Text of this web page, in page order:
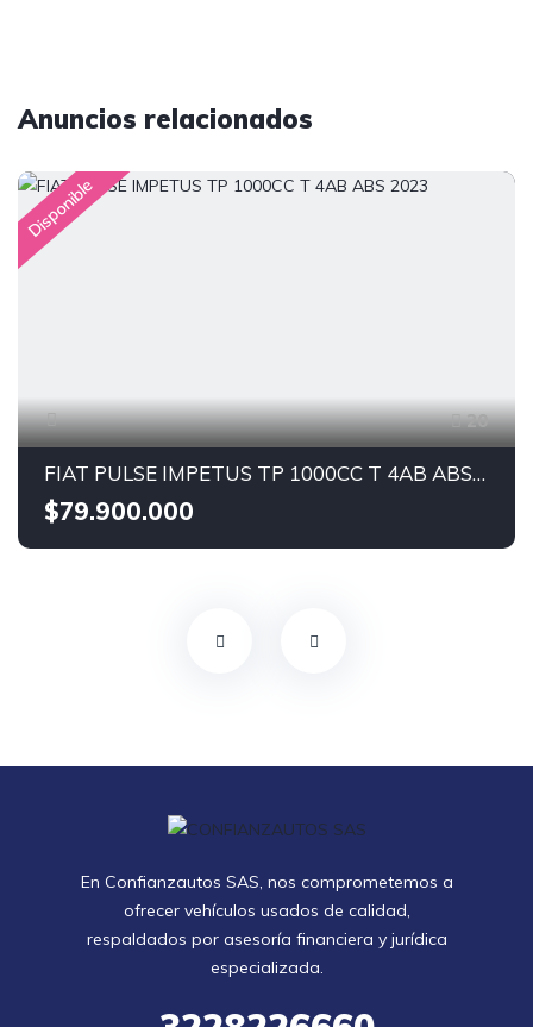
Anuncios relacionados
Disponible
20
FIAT PULSE IMPETUS TP 1000CC T 4AB ABS 2023
$79.900.000
En Confianzautos SAS, nos comprometemos a
ofrecer vehículos usados de calidad,
respaldados por asesoría financiera y jurídica
especializada.